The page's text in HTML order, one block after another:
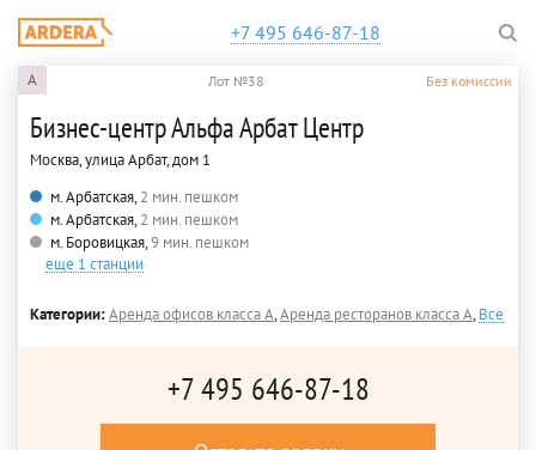
+7 495 646-87-18
A Лот №38 Без комиссии
Бизнес-центр Альфа Арбат Центр
Москва, улица Арбат, дом 1
м. Арбатская,2 мин. пешком
м. Арбатская,2 мин. пешком
м. Боровицкая,9 мин. пешком
еще 1 станции
Категории:Аренда офисов класса A,Аренда ресторанов класса A,Все
+7 495 646-87-18